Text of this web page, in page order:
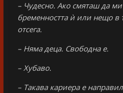
– Чудесно. Ако смяташ да
бременността ѝ или нещо в
отсега.
– Няма деца. Свободна е.
– Хубаво.
– Такава кариера е